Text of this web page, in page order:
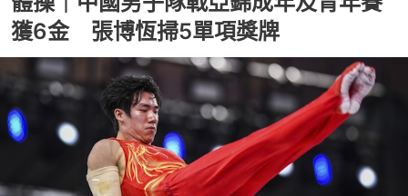
獲6金 張博恆掃5單項獎牌